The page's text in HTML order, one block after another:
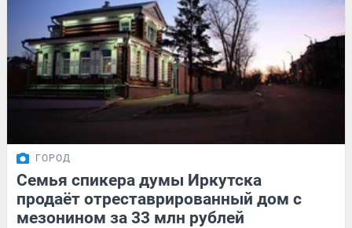
ГОРОД
Семья спикера думы Иркутска
продаёт отреставрированный дом с
мезонином за 33 млн рублей